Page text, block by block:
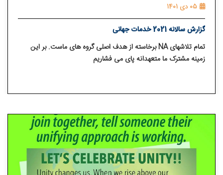
05 دی 1401
گزارش سالانه 2021 خدمات جهانی
تمام تلاشهایNAبرخاسته از هدف اصلی گروه های ماست. بر این
زمینه مشترک ما متعهدانه پای می فشاریم